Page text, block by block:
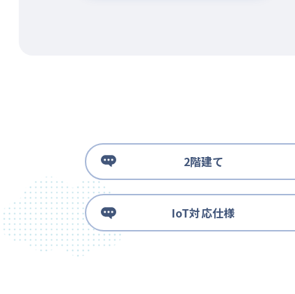
2階建て
IoT対応仕様